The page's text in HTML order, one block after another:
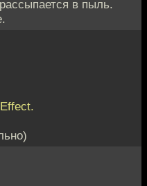
в пыль.